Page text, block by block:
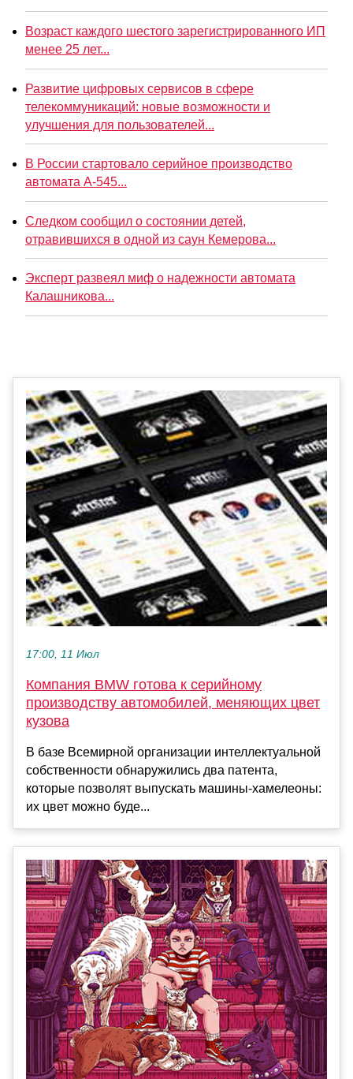
Возраст каждого шестого зарегистрированного ИП
менее 25 лет...
Развитие цифровых сервисов в сфере
телекоммуникаций: новые возможности и
улучшения для пользователей...
В России стартовало серийное производство
автомата А-545...
Следком сообщил о состоянии детей,
отравившихся в одной из саун Кемерова...
Эксперт развеял миф о надежности автомата
Калашникова...
17:00, 11 Июл
Компания BMW готова к серийному
производству автомобилей, меняющих цвет
кузова
В базе Всемирной организации интеллектуальной
собственности обнаружились два патента,
которые позволят выпускать машины-хамелеоны:
их цвет можно буде...